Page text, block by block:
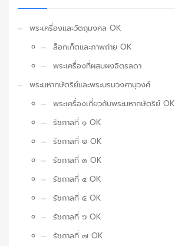
พระเครื่องและวัตถุมงคล OK
ล็อกเก็ตและภาพถ่าย OK
พระเครื่องที่ผสมผงจิตรลดา
พระมหากษัตริย์และพระบรมวงศานุวงศ์
พระเครื่องเกี่ยวกับพระมหากษัตริย์ OK
รัชกาลที่ ๑ OK
รัชกาลที่ ๒ OK
รัชกาลที่ ๓ OK
รัชกาลที่ ๔ OK
รัชกาลที่ ๕ OK
รัชกาลที่ ๖ OK
รัชกาลที่ ๗ OK